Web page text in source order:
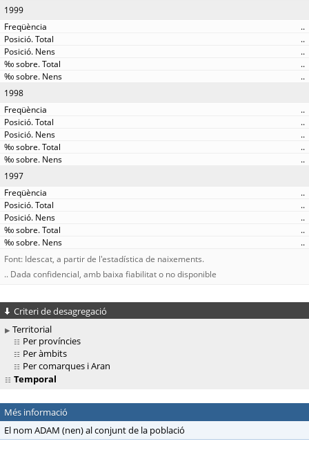
1999
..
..
..
..
..
1998
..
..
..
..
..
1997
..
..
..
..
..
Font: Idescat, a partir de l'estadística de naixements.
.. Dada confidencial, amb baixa fiabilitat o no disponible
Criteri de desagregació
Territorial
Per províncies
Per àmbits
Per comarques i Aran
Temporal
Més informació
El nom ADAM (nen) al conjunt de la població